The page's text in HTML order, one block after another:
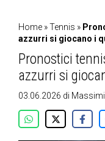
Home »Tennis »
azzurri si giocano i
Pronostici
azzurri si
03.06.2026 di